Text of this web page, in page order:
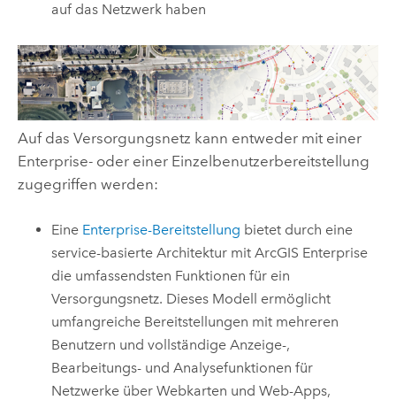
auf das Netzwerk haben
Auf das Versorgungsnetz kann entweder mit einer
Enterprise- oder einer Einzelbenutzerbereitstellung
zugegriffen werden:
Eine Enterprise-Bereitstellung bietet durch eine
service-basierte Architektur mitArcGIS Enterprise
die umfassendsten Funktionen für ein
Versorgungsnetz. Dieses Modell ermöglicht
umfangreiche Bereitstellungen mit mehreren
Benutzern und vollständige Anzeige-,
Bearbeitungs- und Analysefunktionen für
Netzwerke über Webkarten und Web-Apps,